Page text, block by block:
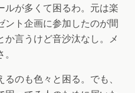
ルが多くて困るわ。元は楽
ント企画に参加したのが間
言うけど音沙汰なし。メ
のも色々と困る。でも、